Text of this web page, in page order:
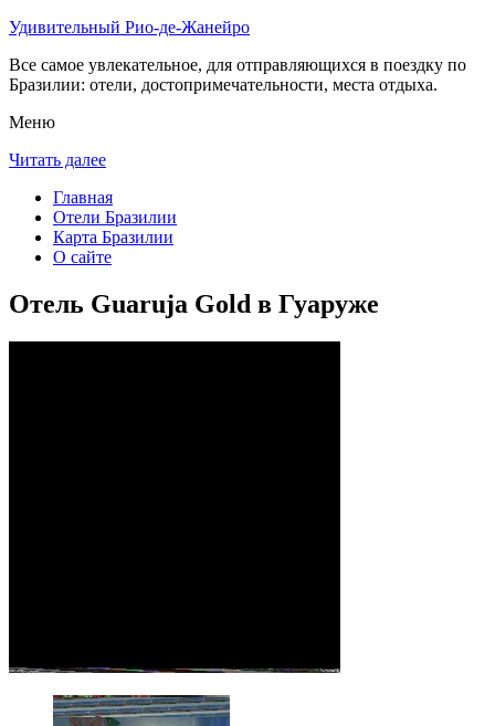
Удивительный Рио-де-Жанейро
Все самое увлекательное, для отправляющихся в поездку по
Бразилии: отели, достопримечательности, места отдыха.
Меню
Читать далее
Главная
Отели Бразилии
Карта Бразилии
О сайте
Отель Guaruja Gold в Гуаруже